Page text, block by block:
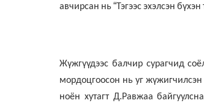
авчирсан нь “Тэгээсэхэлсэн бүхэн
Жүжгүүдээс балчир сурагчид
мордоцгоосон нь уг жүжигчилсэн
ноён хутагт Д.Равжаа